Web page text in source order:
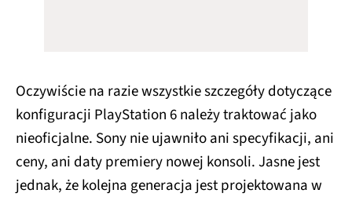
Oczywiście na razie wszystkie szczegóły dotyczące
konfiguracji PlayStation 6 należy traktować jako
nieoficjalne. Sony nie ujawniło ani specyfikacji, ani
ceny, ani daty premiery nowej konsoli. Jasne jest
jednak, że kolejna generacja jest projektowana w